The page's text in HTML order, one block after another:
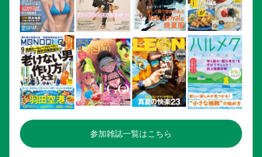
アクティビティ／最新アクティビティ
アクティビティ／オアフ島の絶景ビーチ
アクティビティ／人気アクティビティ
アクティビティ／ダイヤモンドヘッド／ クアロア・ラン
チ・ハワイ
アクティビティ／工場見学＆テーマパーク
アクティビティ／歴史＆文化ミュージアム
アクティビティ／エンタメショー
アクティビティ／ロミロミ＆スパNavi
参加雑誌一覧はこちら